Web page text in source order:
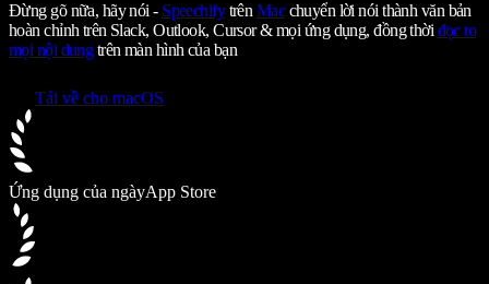
Đừng gõ nữa, hãy nói - Speechifytrên Macchuyển lời nói thành văn bản
hoàn chỉnh trên Slack, Outlook, Cursor & mọi ứng dụng, đồng thời đọc to
mọi nội dungtrên màn hình của bạn
Tải về cho macOS
Ứng dụng của ngàyApp Store